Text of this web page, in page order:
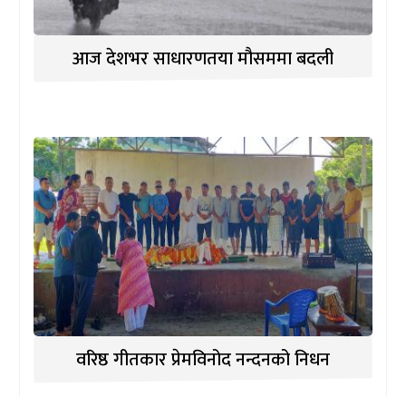
आज देशभर साधारणतया मौसममा बदली
वरिष्ठ गीतकार प्रेमविनोद नन्दनको निधन